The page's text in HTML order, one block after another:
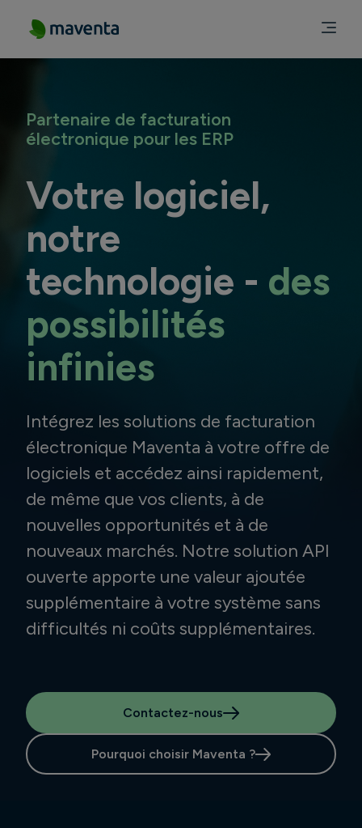
Partenaire de facturation
électronique pour les ERP
Votre logiciel,
notre
technologie - des
possibilités
infinies
Intégrez les solutions de facturation
électronique Maventa à votre offre de
logiciels et accédez ainsi rapidement,
de même que vos clients, à de
nouvelles opportunités et à de
nouveaux marchés. Notre solution API
ouverte apporte une valeur ajoutée
supplémentaire à votre système sans
difficultés ni coûts supplémentaires.
Contactez-nous
Pourquoi choisir Maventa ?